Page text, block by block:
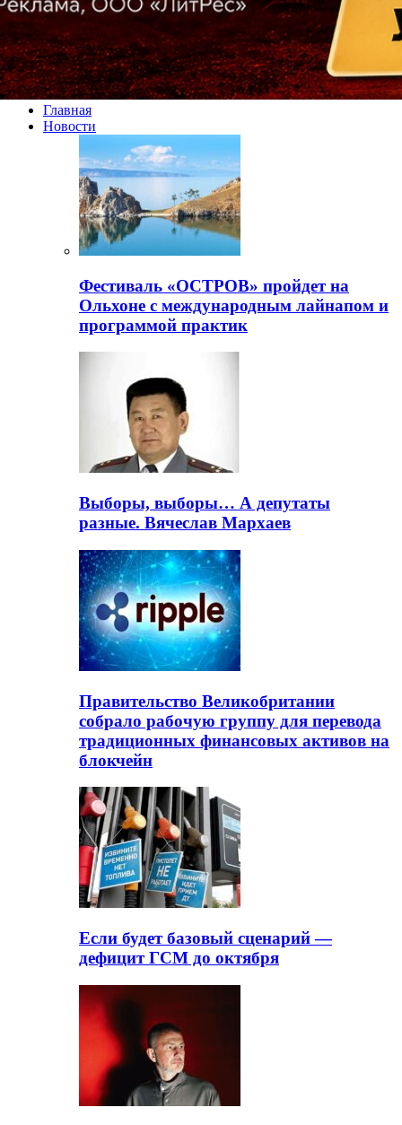
Главная
Новости
Фестиваль «ОСТРОВ» пройдет на
Ольхоне с международным лайнапом и
программой практик
Выборы, выборы… А депутаты
разные. Вячеслав Мархаев
Правительство Великобритании
собрало рабочую группу для перевода
традиционных финансовых активов на
блокчейн
Если будет базовый сценарий —
дефицит ГСМ до октября